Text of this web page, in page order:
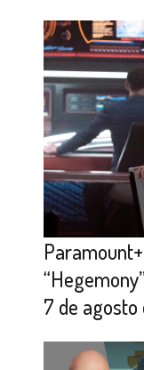
7 de